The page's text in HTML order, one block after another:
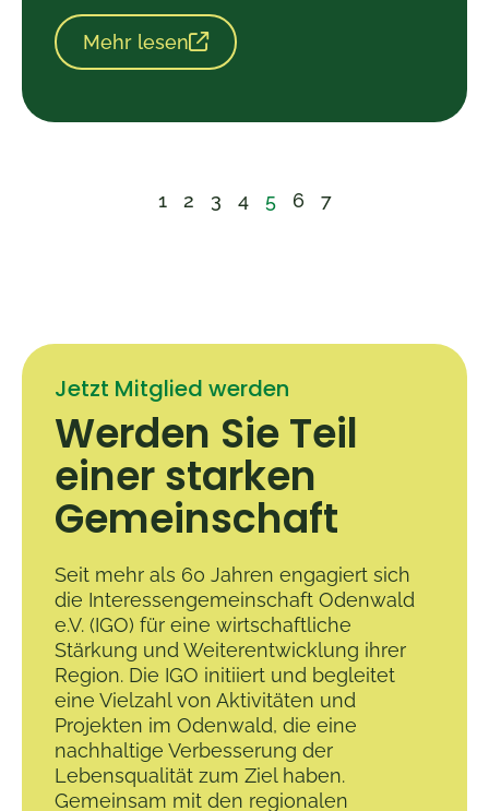
Mehr lesen
1 2 3 4 5 6 7
Jetzt Mitglied werden
Werden Sie Teil
einer starken
Gemeinschaft
Seit mehr als 60 Jahren engagiert sich
die Interessengemeinschaft Odenwald
e.V. (IGO) für eine wirtschaftliche
Stärkung und Weiterentwicklung ihrer
Region. Die IGO initiiert und begleitet
eine Vielzahl von Aktivitäten und
Projekten im Odenwald, die eine
nachhaltige Verbesserung der
Lebensqualität zum Ziel haben.
Gemeinsam mit den regionalen